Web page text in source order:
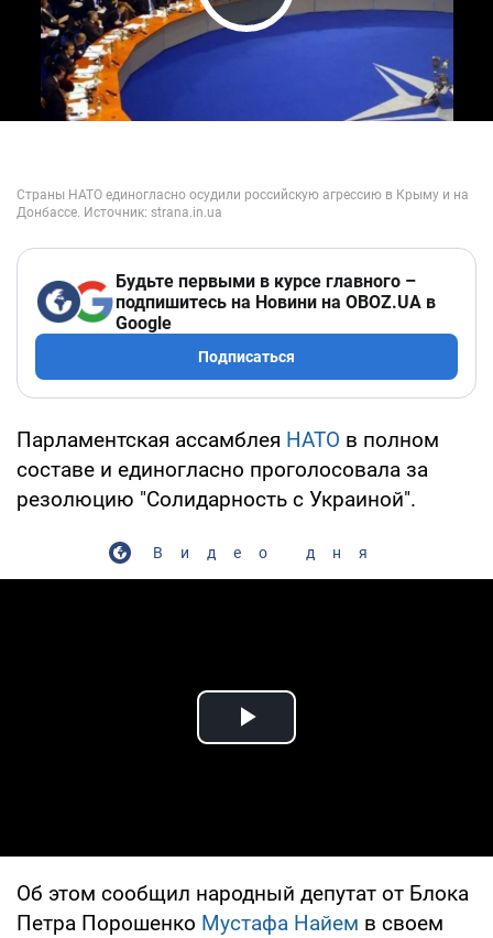
Play Video
Будьте первыми в курсе главного –
подпишитесь на Новини на OBOZ.UA в
Google
Подписаться
Парламентская ассамблея НАТО в полном
составе и единогласно проголосовала за
резолюцию "Солидарность с Украиной".
Видео дня
Play Video
Об этом сообщил народный депутат от Блока
Петра Порошенко Мустафа Найем в своем